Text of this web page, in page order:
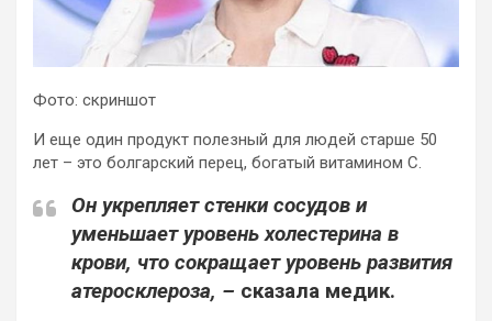
Фото: скриншот
И еще один продукт полезный для людей старше 50
лет – это болгарский перец, богатый витамином C.
Он укрепляет стенки сосудов и
уменьшает уровень холестерина в
крови, что сокращает уровень развития
атеросклероза, – сказала медик.